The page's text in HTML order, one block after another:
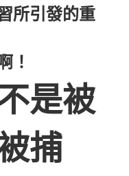
所引發的重
！
是被
捕